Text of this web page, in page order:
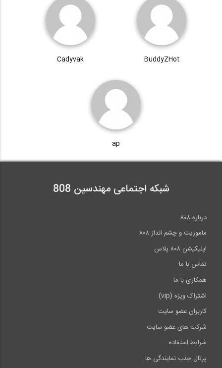
BuddyZHot
Cadyvak
ap
شبکه اجتماعی مهندسین 808
درباره ۸۰۸
ماموریت و چشم انداز ۸۰۸
اپلیکیشن ۸۰۸ پلاس
تماس با ما
همکاری با ما
اشتراک ویژه (vip)
کاربران عضو سایت
شرکت های عضو سایت
شرایط استفاده
پرتال جذب نمایندگی ها